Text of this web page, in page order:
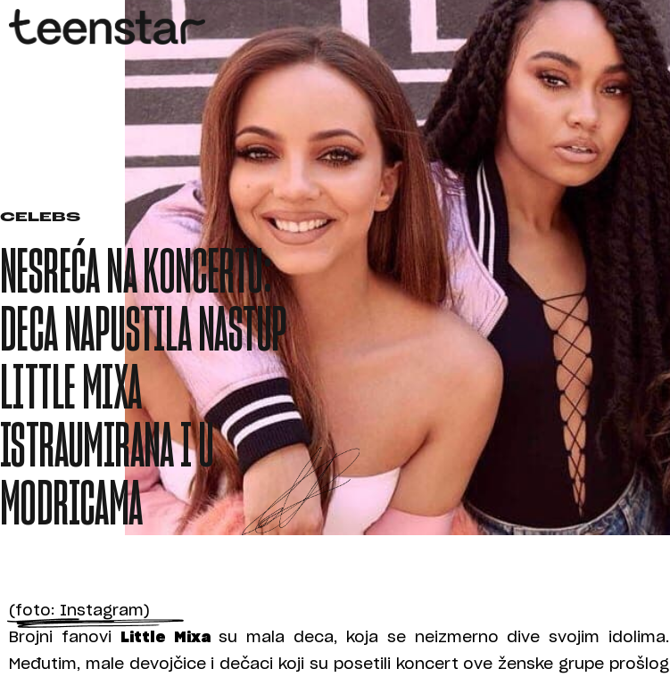
CELEBS
NESREĆA NA KONCERTU:
DECA NAPUSTILA NASTUP
LITTLE MIXA
ISTRAUMIRANA I U
MODRICAMA
(foto: Instagram)
Brojni fanovi
Little Mixasu mala deca, koja se neizmerno dive svojim idolima.
Međutim, male devojčice i dečaci koji su posetili koncert ove ženske grupe prošlog